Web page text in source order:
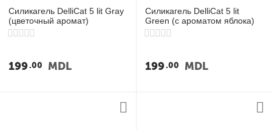
Силикагель DelliCat 5 lit Gray
(цветочный аромат)
199 00 MDL
Силикагель DelliCat 5 lit
Green (с ароматом яблока)
199 00 MDL